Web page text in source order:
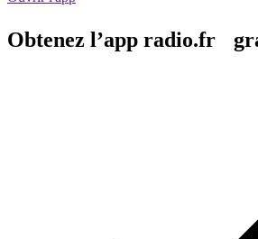
Obtenez l’app radio.fr